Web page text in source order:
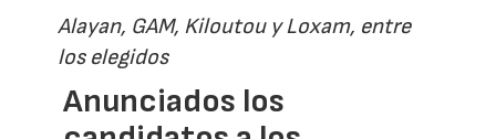
Alayan, GAM, Kiloutou y Loxam, entre
los elegidos
Anunciados los